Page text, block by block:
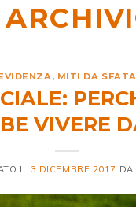
, MITI DA
VIVERE
IL 3 DICEMBRE 2017 DA